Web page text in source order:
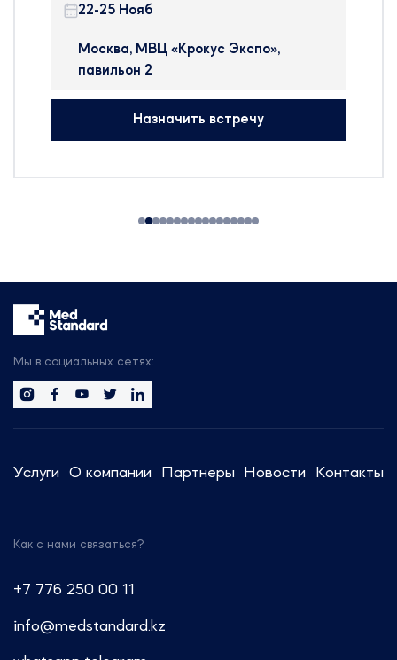
Pharmtech & Ingredients —
ближнего зарубежья
которой представлено
оборудование, сырье и
технологии для производства
50+ новых компаний
встречу с вами, чтобы обсудить
тренды отрасли.
информацию и провести
консультации по регуляторным
Звоните: +7 (499) 550-30-11 или
в Direct
22-25 Нояб
Москва, МВЦ «Крокус Экспо»,
павильон 2
Назначить встречу
Мы в социальных сетях:
Услуги О компании Партнеры Новости Контакты
Как с нами связаться?
+7 776 250 00 11
info@medstandard.kz